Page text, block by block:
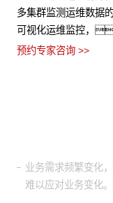
务和数据集成组件
现数据赋能，
预约专家咨询 >>
业务需求频繁变
难以应对业务变